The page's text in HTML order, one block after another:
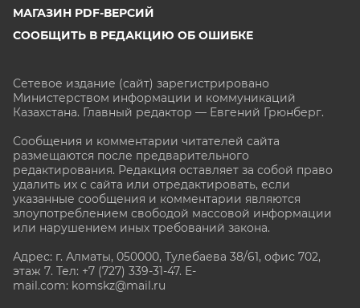
МАГАЗИН PDF-ВЕРСИЙ
СООБЩИТЬ В РЕДАКЦИЮ ОБ ОШИБКЕ
Сетевое издание (сайт) зарегистрировано
Министерством информации и коммуникаций
Казахстана. Главный редактор — Евгений Грюнберг.
Сообщения и комментарии читателей сайта
размещаются после предварительного
редактирования. Редакция оставляет за собой право
удалить их с сайта или отредактировать, если
указанные сообщения и комментарии являются
злоупотреблением свободой массовой информации
или нарушением иных требований закона.
Адрес: г. Алматы, 050000, Тулебаева 38/61, офис 702,
этаж 7. Тел: +7 (727) 339-31-47. E-
mail.com: komskz@mail.ru